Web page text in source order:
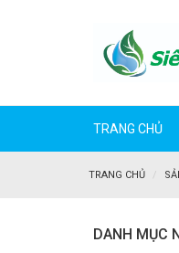
TRANG CHỦ
TRANG CHỦ
DANH MỤC